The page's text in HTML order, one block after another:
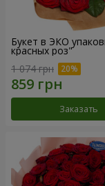
Букет в ЭКО
красных роз"
1 074 грн
Заказать